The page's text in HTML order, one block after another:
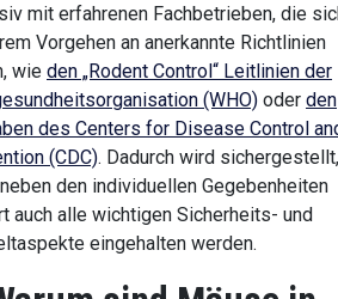
mit erfahrenen Fachbetrieben, die
Vorgehen an anerkannte Richtlinien
wie den „Rodent Control“ Leitlinien der
(WHO) oder den
des Centers for Disease Control
(CDC). Dadurch wird sichergestellt,
den individuellen Gegebenheiten
auch alle wichtigen Sicherheits- und
eingehalten werden.